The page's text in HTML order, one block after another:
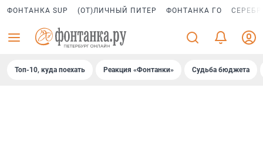
ФОНТАНКА SUP (ОТ)ЛИЧНЫЙ ПИТЕР ФОНТАНКА ГО
Топ-10, куда поехать Реакция «Фонтанки» Судьба бюджета